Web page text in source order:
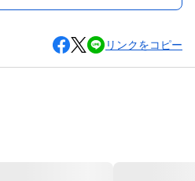
リンクをコピー